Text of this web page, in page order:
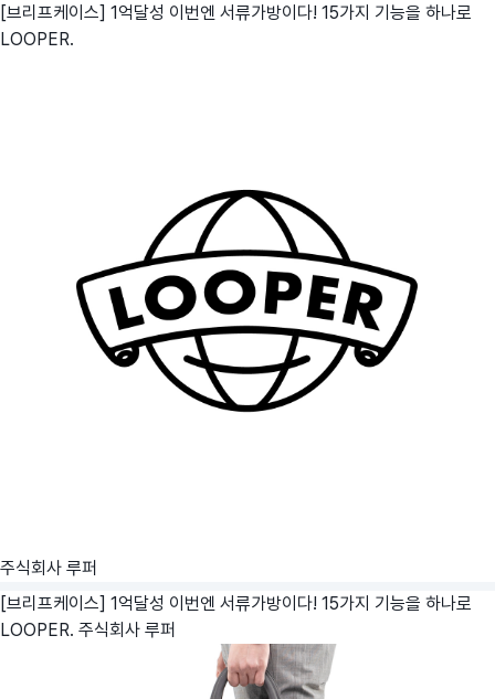
[브리프케이스] 1억달성 이번엔 서류가방이다! 15가지 기능을 하나로
LOOPER.
주식회사 루퍼
[브리프케이스] 1억달성 이번엔 서류가방이다! 15가지 기능을 하나로
LOOPER. 주식회사 루퍼